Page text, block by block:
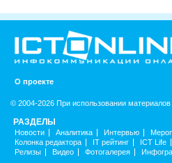
О проекте
© 2004-2026 При использовании
РАЗДЕЛЫ
Новости Аналитика Интервью
Колонка редактора
IT рейтинг ICT Life
Релизы
Видео Фотогалерея